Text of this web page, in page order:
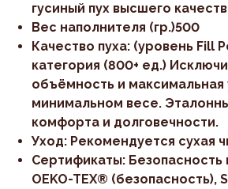
гусиный пух высшего
Вес наполнителя (гр.)500
Качество пуха: (уровень Fill
категория (800+ ед.)
объёмность и максимальная
минимальном весе.
комфорта и долговечности.
Уход: Рекомендуется сухая
Сертификаты: Безопасность
OEKO-TEX® (безопасность),